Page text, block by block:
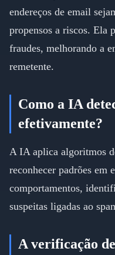
endereços de email
propensos a riscos. Ela
fraudes, melhorando a
remetente.
Como a IA
efetivamente?
A IA aplica algoritmos
reconhecer padrões em
comportamentos,
suspeitas ligadas ao
A verificação